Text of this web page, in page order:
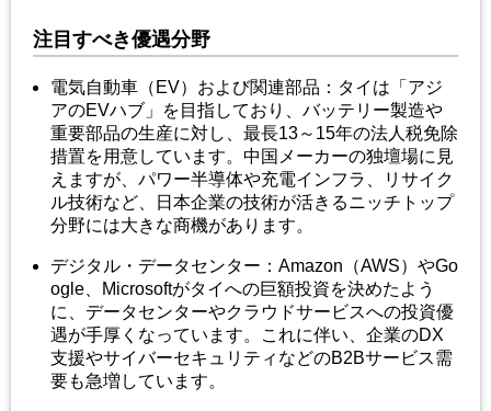
注目すべき優遇分野
電気自動車（EV）および関連部品：タイは「アジ
アのEVハブ」を目指しており、バッテリー製造や
重要部品の生産に対し、最長13～15年の法人税免除
措置を用意しています。中国メーカーの独壇場に見
えますが、パワー半導体や充電インフラ、リサイク
ル技術など、日本企業の技術が活きるニッチトップ
分野には大きな商機があります。
デジタル・データセンター：Amazon（AWS）やGo
ogle、Microsoftがタイへの巨額投資を決めたよう
に、データセンターやクラウドサービスへの投資優
遇が手厚くなっています。これに伴い、企業のDX
支援やサイバーセキュリティなどのB2Bサービス需
要も急増しています。